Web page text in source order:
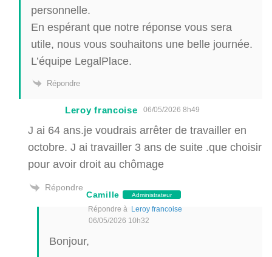
personnelle.
En espérant que notre réponse vous sera
utile, nous vous souhaitons une belle journée.
L’équipe LegalPlace.
Répondre
Leroy francoise 06/05/2026 8h49
J ai 64 ans.je voudrais arrêter de travailler en
octobre. J ai travailler 3 ans de suite .que choisir
pour avoir droit au chômage
Répondre
Camille Administrateur
Répondre à Leroy francoise
06/05/2026 10h32
Bonjour,